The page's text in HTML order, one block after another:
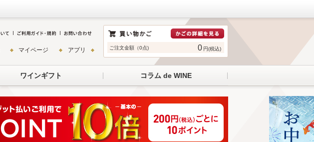
ご注文金額（0点) 0 円(税込)
マイページ アプリ
ワインギフト コラム de WINE